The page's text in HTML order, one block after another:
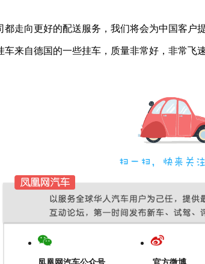
走向更好的配送服务，我们将会为中国客户
来自德国的一些挂车，质量非常好，非常